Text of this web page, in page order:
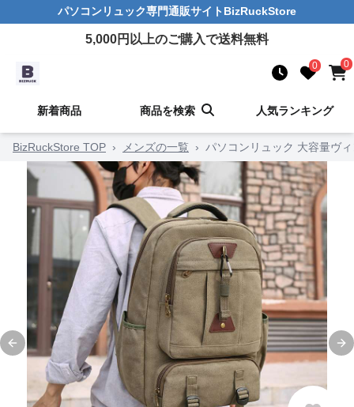
パソコンリュック専門通販サイト BizRuckStore
5,000円以上のご購入で送料無料
0 0
新着商品 商品を検索 人気ランキング
BizRuckStore TOP › メンズの一覧 › パソコンリュック 大容量ヴ
Previous slide